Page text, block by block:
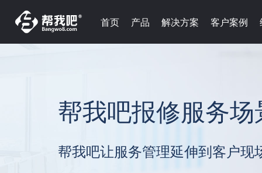
首页 产品 解决方案 客户案例
帮我吧报修服务
帮我吧让服务管理延伸到客户现